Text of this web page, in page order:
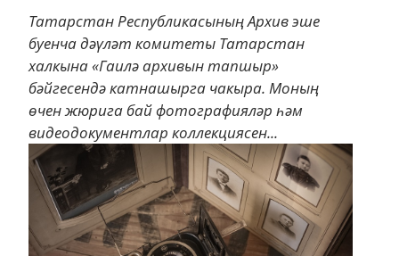
Татарстан Республикасының Архив эше
буенча дәүләт комитеты Татарстан
халкына «Гаилә архивын тапшыр»
бәйгесендә катнашырга чакыра. Моның
өчен жюрига бай фотографияләр һәм
видеодокументлар коллекциясен...